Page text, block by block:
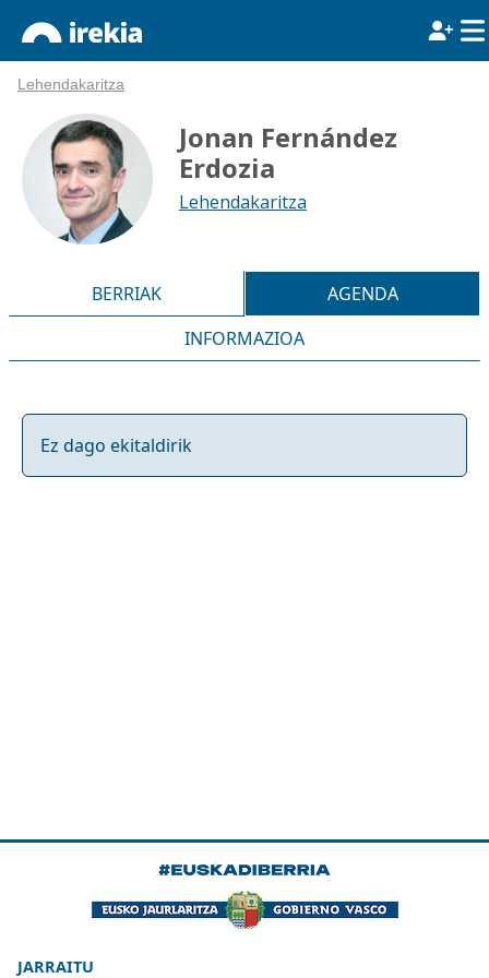
Lehendakaritza
Jonan Fernández
Erdozia
Lehendakaritza
BERRIAK
AGENDA
INFORMAZIOA
Ez dago ekitaldirik
JARRAITU